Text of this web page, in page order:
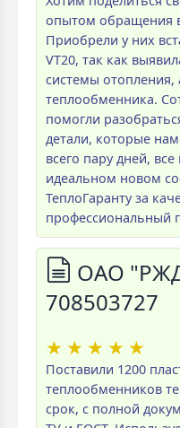
опытом обращения
Приобрели у них
VT20, так как
системы
теплообменника.
помогли
детали, которые
всего пару дней,
идеальном новом
ТеплоГаранту за
профессиональный
ОАО
708503727
★ ★ ★ ★ ★
Поставили 1200
теплообменников
срок, с полной